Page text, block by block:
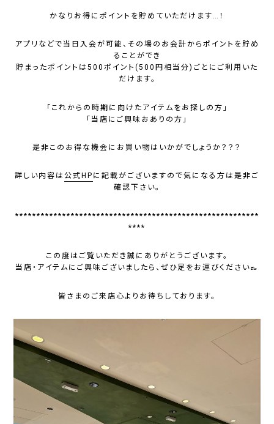
かなりお得にポイントを貯めていただけます…！
アプリなどで当日入会が可能、その場のお会計からポイントを貯め
ることができ
貯まったポイントは500ポイント(500円相当分)ごとにご利用いた
だけます。
「これからの時期に向けたアイテムをお探しの方」
「当店にご興味おありの方」
是非このお得な機会にお買い物はいかがでしょうか？？？
詳しい内容は公式HP に記載がございますので気になる方は是非ご
確認下さい。
*********************************************************
****
この度はご覧いただき誠にありがとうございます。
当店・アイテムにご興味ございましたら、ぜひ足をお運びください👞
皆さまのご来店心よりお待ちしております。